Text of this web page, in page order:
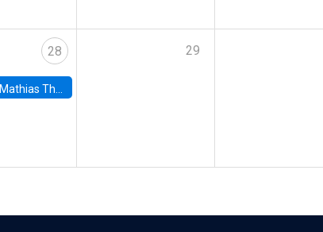
28
Mathias Thoenig, University of Lausanne
29